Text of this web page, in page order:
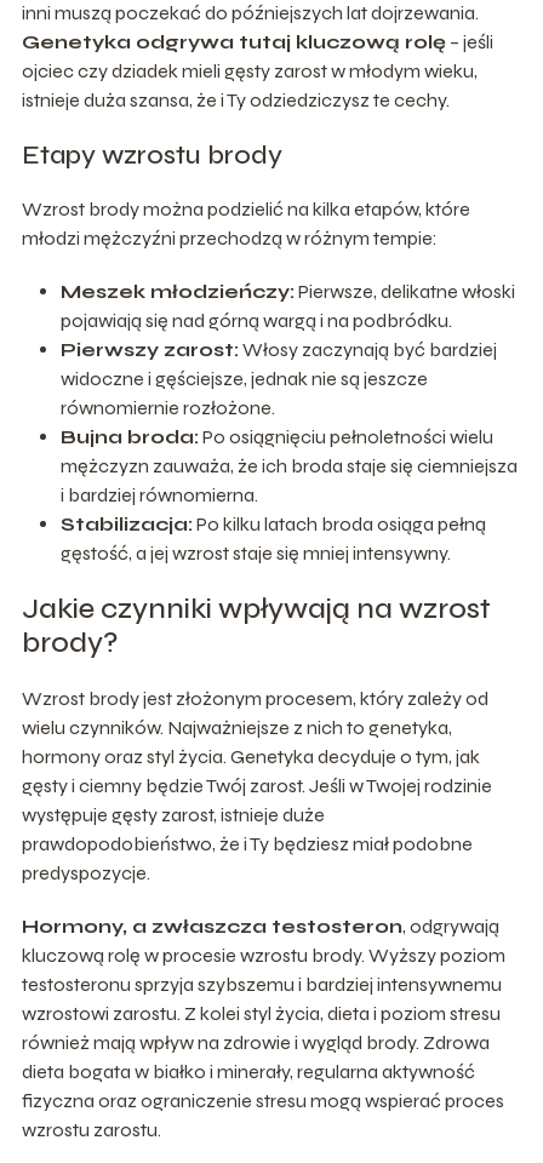
inni muszą poczekać do późniejszych lat dojrzewania.
Genetyka odgrywa tutaj kluczową rolę– jeśli
ojciec czy dziadek mieli gęsty zarost w młodym wieku,
istnieje duża szansa, że i Ty odziedziczysz te cechy.
Etapy wzrostu brody
Wzrost brody można podzielić na kilka etapów, które
młodzi mężczyźni przechodzą w różnym tempie:
Meszek młodzieńczy: Pierwsze, delikatne włoski
pojawiają się nad górną wargą i na podbródku.
Pierwszy zarost: Włosy zaczynają być bardziej
widoczne i gęściejsze, jednak nie są jeszcze
równomiernie rozłożone.
Bujna broda: Po osiągnięciu pełnoletności wielu
mężczyzn zauważa, że ich broda staje się ciemniejsza
i bardziej równomierna.
Stabilizacja: Po kilku latach broda osiąga pełną
gęstość, a jej wzrost staje się mniej intensywny.
Jakie czynniki wpływają na wzrost
brody?
Wzrost brody jest złożonym procesem, który zależy od
wielu czynników. Najważniejsze z nich to genetyka,
hormony oraz styl życia. Genetyka decyduje o tym, jak
gęsty i ciemny będzie Twój zarost. Jeśli w Twojej rodzinie
występuje gęsty zarost, istnieje duże
prawdopodobieństwo, że i Ty będziesz miał podobne
predyspozycje.
Hormony, a zwłaszcza testosteron, odgrywają
kluczową rolę w procesie wzrostu brody. Wyższy poziom
testosteronu sprzyja szybszemu i bardziej intensywnemu
wzrostowi zarostu. Z kolei styl życia, dieta i poziom stresu
również mają wpływ na zdrowie i wygląd brody. Zdrowa
dieta bogata w białko i minerały, regularna aktywność
fizyczna oraz ograniczenie stresu mogą wspierać proces
wzrostu zarostu.